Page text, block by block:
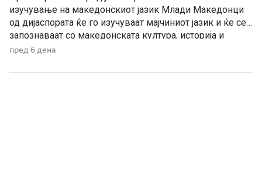
изучување на македонскиот јазик Млади Македонци
од дијаспората ќе го изучуваат мајчиниот јазик и ќе се
запознаваат со македонската култура, историја и
традиција Премиерот на Владата на Република
изучување на македонскиот јазик, на која учествуваат
пред 6 дена